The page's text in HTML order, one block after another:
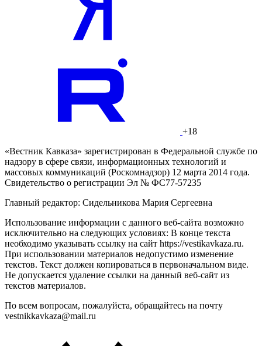
+18
«Вестник Кавказа» зарегистрирован в Федеральной службе по
надзору в сфере связи, информационных технологий и
массовых коммуникаций (Роскомнадзор) 12 марта 2014 года.
Свидетельство о регистрации Эл № ФС77-57235
Главный редактор: Сидельникова Мария Сергеевна
Использование информации с данного веб-сайта возможно
исключительно на следующих условиях: В конце текста
необходимо указывать ссылку на сайт https://vestikavkaza.ru.
При использовании материалов недопустимо изменение
текстов. Текст должен копироваться в первоначальном виде.
Не допускается удаление ссылки на данный веб-сайт из
текстов материалов.
По всем вопросам, пожалуйста, обращайтесь на почту
vestnikkavkaza@mail.ru